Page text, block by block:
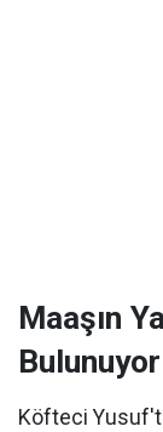
Maaşın
Bulunuyor
Köfteci